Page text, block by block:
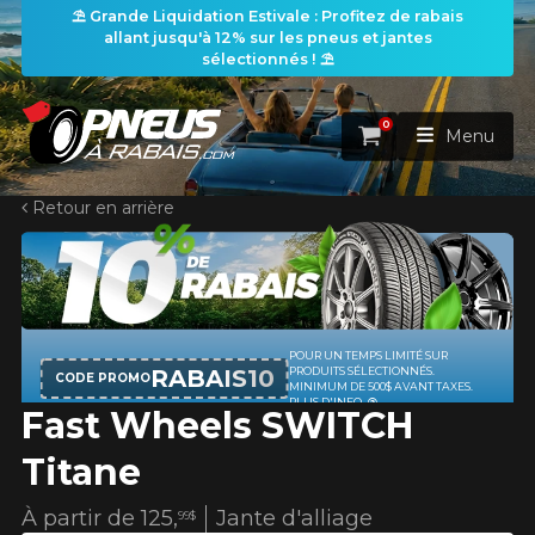
⛱️ Grande Liquidation Estivale : Profitez de rabais
allant jusqu'à 12% sur les pneus et jantes
sélectionnés ! ⛱️
ACCUEIL
PNEUS
RECHERCHE DE PNEUS VOIR TOUT
Rechercher par
Par dimensions Par véhicule
Recherche par dimensions
ROUES
RECHERCHE DE ROUES
ENSEMBLES
RECHERCHE D'ENSEMBLES
PROMOTIONS
Panier
0
Menu
Retour en arrière
Fast Wheels SWITCH
Titane
Jante d'alliage
À partir de125,99$
CODE PROMOKUMHO12